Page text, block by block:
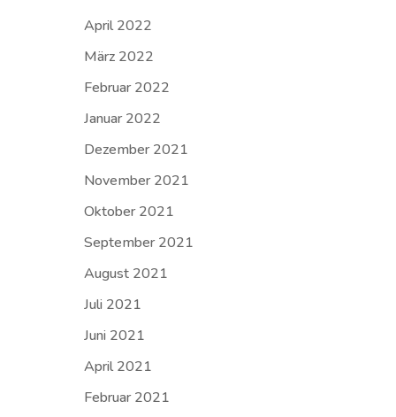
April 2022
März 2022
Februar 2022
Januar 2022
Dezember 2021
November 2021
Oktober 2021
September 2021
August 2021
Juli 2021
Juni 2021
April 2021
Februar 2021